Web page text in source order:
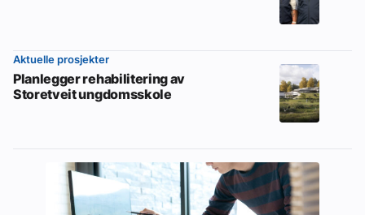
Aktuelle prosjekter
Planlegger rehabilitering av
Storetveit ungdomsskole